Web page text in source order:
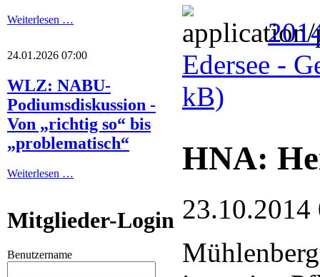
Weiterlesen …
24.01.2026 07:00
WLZ: NABU-
Podiumsdiskussion -
Von „richtig so“ bis
„problematisch“
Weiterlesen …
Mitglieder-Login
Benutzername
Edersee -
kB)
HNA:
23.10.2014